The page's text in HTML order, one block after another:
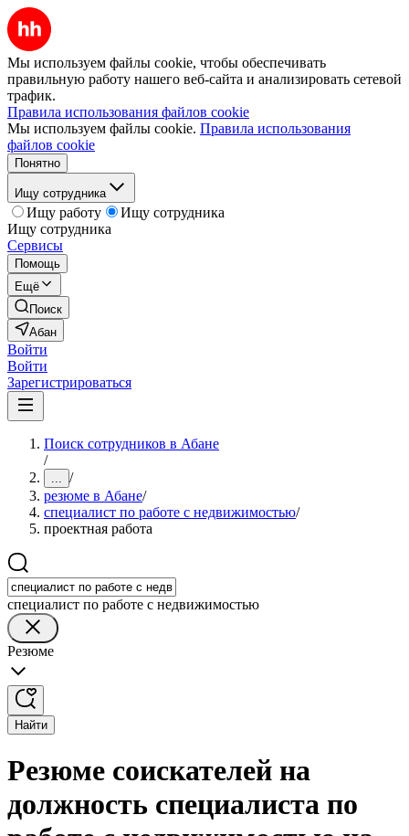
Мы используем файлы cookie, чтобы обеспечивать
правильную работу нашего веб-сайта и анализировать сетевой
трафик.
Правила использования файлов cookie
Мы используем файлы cookie. Правила использования
файлов cookie
Понятно
Ищу сотрудника
Ищу работу
Ищу сотрудника
Ищу сотрудника
Сервисы
Помощь
Ещё
Поиск
Абан
Войти
Войти
Зарегистрироваться
Поиск сотрудников в Абане
/
... /
резюме в Абане/
специалист по работе с недвижимостью/
проектная работа
специалист по работе с недвижимостью
Резюме
Найти
Резюме соискателей на
должность специалиста по